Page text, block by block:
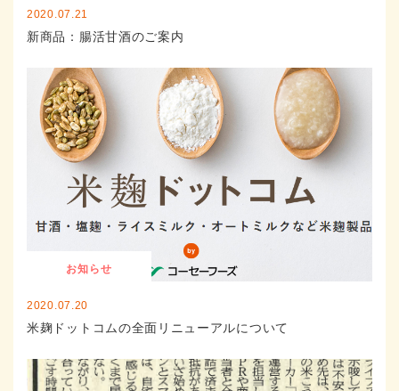
2020.07.21
新商品：腸活甘酒のご案内
お知らせ
2020.07.20
米麹ドットコムの全面リニューアルについて